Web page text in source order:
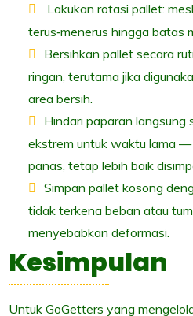
Lakukan rotasi pallet:
terus‐menerus hingga batas
Bersihkan pallet secara
ringan, terutama jika
area bersih.
Hindari paparan langsung
ekstrem untuk waktu lama
panas, tetap lebih baik
Simpan pallet kosong
tidak terkena beban atau
menyebabkan deformasi.
Kesimpulan
Untuk GoGetters yang